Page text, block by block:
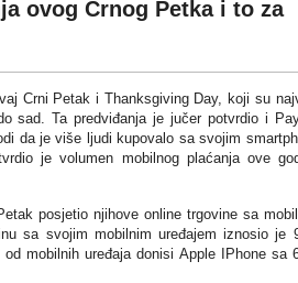
ovog Crnog Petka i to za
Crni Petak i Thanksgiving Day, koji su
sad. Ta predviđanja je jučer potvrdio i
da je više ljudi kupovalo sa svojim
je volumen mobilnog plaćanja ove
posjetio njihove online trgovine sa
sa svojim mobilnim uređajem iznosio je
mobilnih uređaja donisi Apple IPhone sa